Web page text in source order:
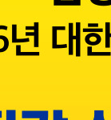
성체｜목동 교육
인가｜학군지 선